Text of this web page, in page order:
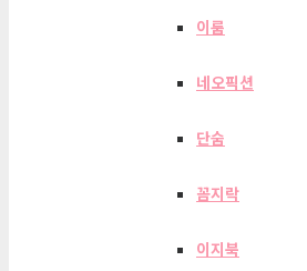
이룸
네오픽션
단숨
꼼지락
이지북